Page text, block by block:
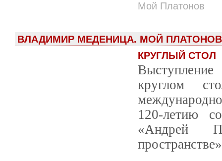
Мой Платонов
ВЛАДИМИР МЕДЕНИЦА. МОЙ ПЛАТОНОВ
КРУГЛЫЙ СТОЛ
круглом
120-летию
«Андрей